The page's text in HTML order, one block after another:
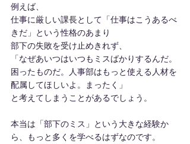
例えば、
仕事に厳しい課長として「仕事はこうあるべ
きだ」という性格のあまり
部下の失敗を受け止めきれず、
「なぜあいつはいつもミスばかりするんだ。
困ったものだ。人事部はもっと使える人材を
配属してほしいよ。まったく」
と考えてしまうことがあるでしょう。
本当は「部下のミス」という大きな経験か
ら、もっと多くを学べるはずなのです。